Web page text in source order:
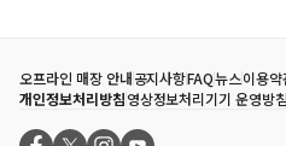
오프라인 매장 안내공지사항FAQ뉴스이용약
개인정보처리방침영상정보처리기기 운영방침